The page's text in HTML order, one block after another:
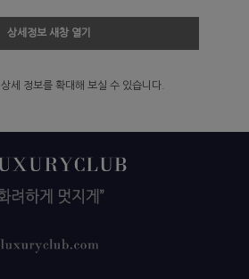
상세정보 새창 열기
상세 정보를 확대해 보실 수 있습니다.